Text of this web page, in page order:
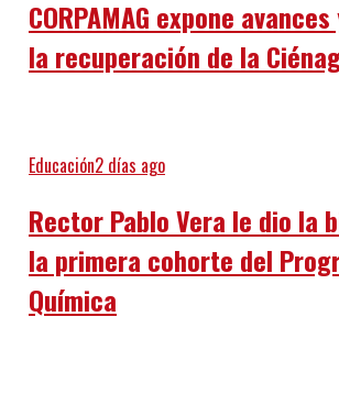
CORPAMAG expone
la recuperación de la
Educación2 días ago
Rector Pablo Vera le dio la
la primera cohorte del
Química